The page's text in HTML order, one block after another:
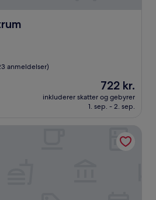
anmeldelser)
Prisen
er
722 kr.
722 kr.
inkluderer skatter og gebyrer
1. sep. - 2. sep.